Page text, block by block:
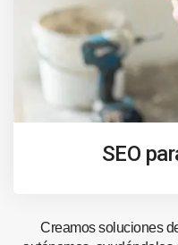
SEO
Creamos soluciones